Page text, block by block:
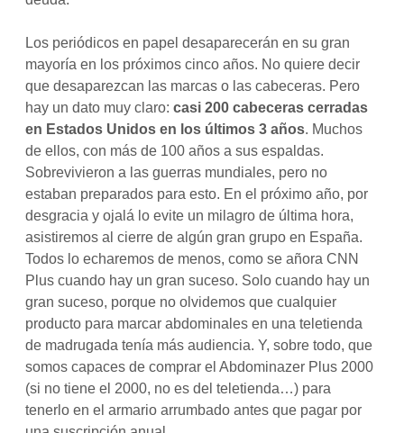
Los periódicos en papel desaparecerán en su gran
mayoría en los próximos cinco años. No quiere decir
que desaparezcan las marcas o las cabeceras. Pero
hay un dato muy claro:casi 200 cabeceras cerradas
en Estados Unidos en los últimos 3 años. Muchos
de ellos, con más de 100 años a sus espaldas.
Sobrevivieron a las guerras mundiales, pero no
estaban preparados para esto. En el próximo año, por
desgracia y ojalá lo evite un milagro de última hora,
asistiremos al cierre de algún gran grupo en España.
Todos lo echaremos de menos, como se añora CNN
Plus cuando hay un gran suceso. Solo cuando hay un
gran suceso, porque no olvidemos que cualquier
producto para marcar abdominales en una teletienda
de madrugada tenía más audiencia. Y, sobre todo, que
somos capaces de comprar el Abdominazer Plus 2000
(si no tiene el 2000, no es del teletienda…) para
tenerlo en el armario arrumbado antes que pagar por